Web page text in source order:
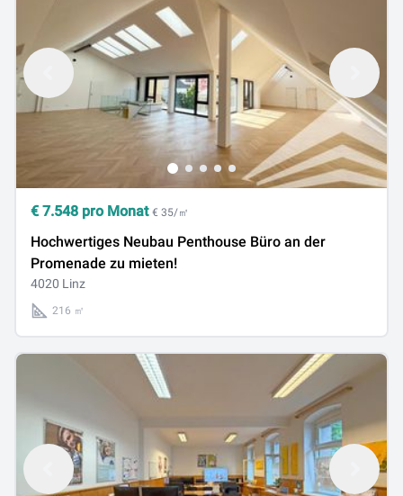
€ 7.548 pro Monat € 35/㎡
Hochwertiges Neubau Penthouse Büro an der
Promenade zu mieten!
4020 Linz
216 ㎡